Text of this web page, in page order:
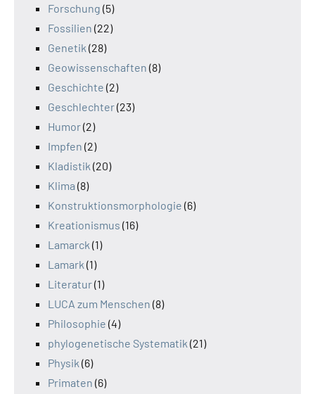
Forschung (5)
Fossilien (22)
Genetik (28)
Geowissenschaften (8)
Geschichte (2)
Geschlechter(23)
Humor(2)
Impfen (2)
Kladistik (20)
Klima (8)
Konstruktionsmorphologie (6)
Kreationismus (16)
Lamarck (1)
Lamark (1)
Literatur(1)
LUCA zum Menschen (8)
Philosophie (4)
phylogenetische Systematik (21)
Physik (6)
Primaten (6)